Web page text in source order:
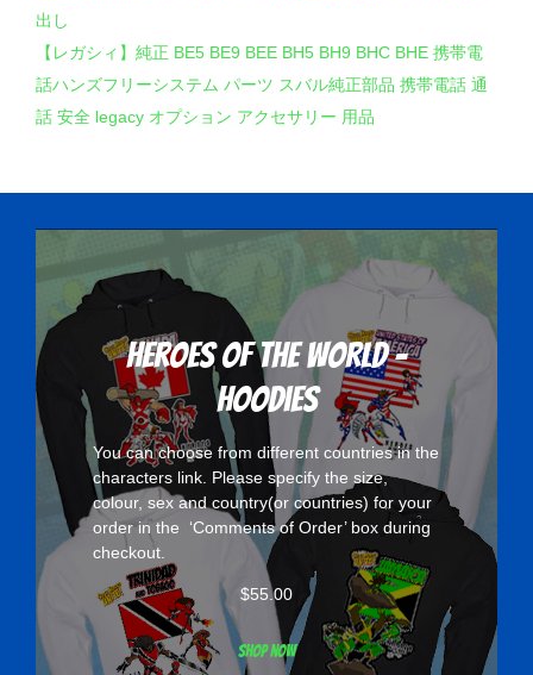
出し
【レガシィ】純正 BE5 BE9 BEE BH5 BH9 BHC BHE 携帯電
話ハンズフリーシステム パーツ スバル純正部品 携帯電話 通
話 安全 legacy オプション アクセサリー 用品
Heroes Of The World -
Hoodies
You can choose from different countries in the
characters link. Please specify the size,
colour, sex and country(or countries) for your
order in the ‘Comments of Order’ box during
checkout.
$55.00
Shop now